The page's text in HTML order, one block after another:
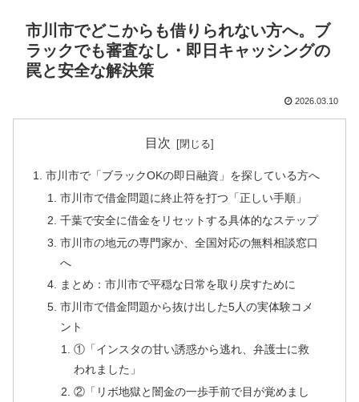
市川市でどこからも借りられない方へ。ブ
ラックでも審査なし・即日キャッシングの
罠と安全な解決策
2026.03.10
目次
市川市で「ブラックOKの即日融資」を探している方へ
市川市で借金問題に終止符を打つ「正しい手順」
千葉で安全に借金をリセットする具体的なステップ
市川市の地元の専門家か、全国対応の無料相談窓口
へ
まとめ：市川市で平穏な日常を取り戻すために
市川市で借金問題から抜け出した5人の実体験コメ
ント
①「インスタの甘い誘惑から逃れ、弁護士に救
われました」
②「リボ地獄と闇金の一歩手前で目が覚めまし